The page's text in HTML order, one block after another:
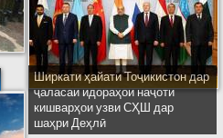
Ширкати ҳайати Тоҷикистон дар
ҷаласаи идораҳои наҷоти
кишварҳои узви СҲШ дар
шаҳри Деҳлӣ